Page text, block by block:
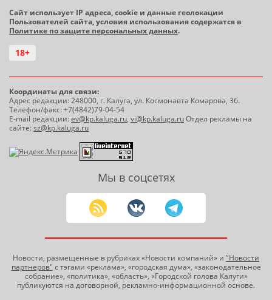
Сайт использует IP адреса, cookie и данные геолокации
Пользователей сайта, условия использования содержатся в
Политике по защите персональных данных.
18+
Координаты для связи:
Адрес редакции: 248000, г. Калуга, ул. Космонавта Комарова, 36.
Телефон/факс: +7(4842)79-04-54
E-mail редакции:ev@kp.kaluga.ru, vi@kp.kaluga.ruОтдел рекламы на
сайте:sz@kp.kaluga.ru
Мы в соцсетях
Новости, размещенные в рубриках «Новости компаний» и "Новости
партнеров" с тэгами «реклама», «городская дума», «законодательное
собрание», «политика», «область», «Городской голова Калуги»
публикуются на договорной, рекламно-информационной основе.